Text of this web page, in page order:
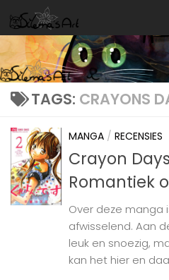
Skip to content
TAGS: CRAYONS
MANGA / RECENSIES
Crayon
Romantiek
Over deze manga
afwisselend. Aan
leuk en snoezig,
kan het hier en